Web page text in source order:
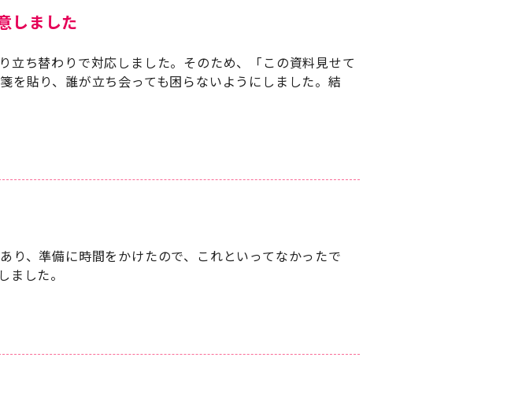
しました
立ち替わりで対応しました。そのため、「この資料見せて
を貼り、誰が立ち会っても困らないようにしました。結
り、準備に時間をかけたので、これといってなかったで
した。